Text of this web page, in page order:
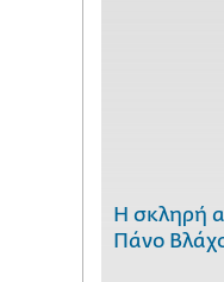
H σκληρή
Πάνο